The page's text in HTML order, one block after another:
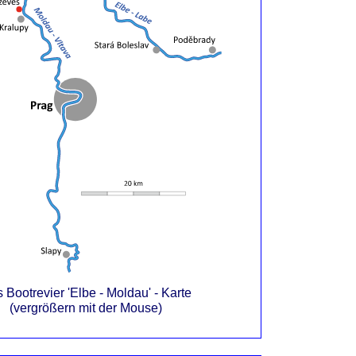
Bootrevier 'Elbe - Moldau' - Karte
(vergrößern mit der Mouse)